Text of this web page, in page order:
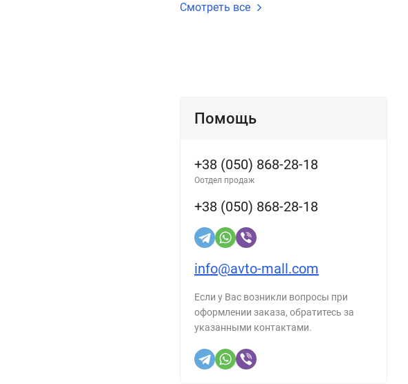
Смотреть все
Помощь
+38 (050) 868-28-18
Оотдел продаж
+38 (050) 868-28-18
info@avto-mall.com
Если у Вас возникли вопросы при
оформлении заказа, обратитесь за
указанными контактами.